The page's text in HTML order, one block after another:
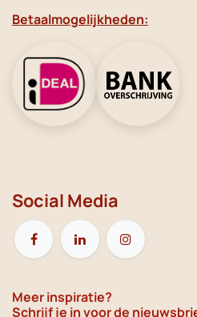
Betaalmogelijkheden:
Social Media
Meer inspiratie?
Schrijf je in voor de